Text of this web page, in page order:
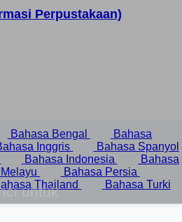
Perpustakaan)
Bahasa Bengal
Bahasa
Inggris
Bahasa Spanyol
Bahasa Indonesia
Bahasa
Bahasa Persia
Thailand
Bahasa Turki